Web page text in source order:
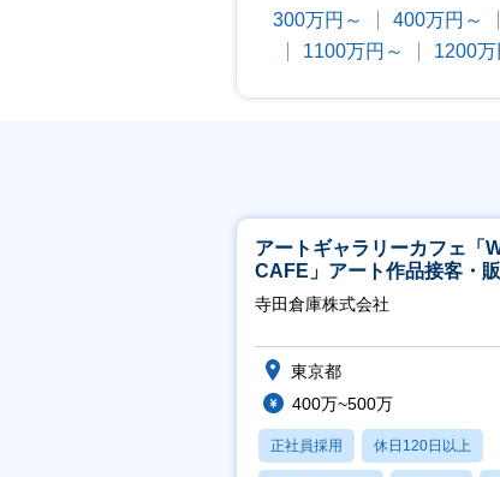
300万円～ 400万円～
1100万円～
1200万
アートギャラリーカフェ「
CAFE」アート作品接客・
※アート領域未経験可
寺田倉庫株式会社
東京都
400万~500万
正社員採用 休日120日以上